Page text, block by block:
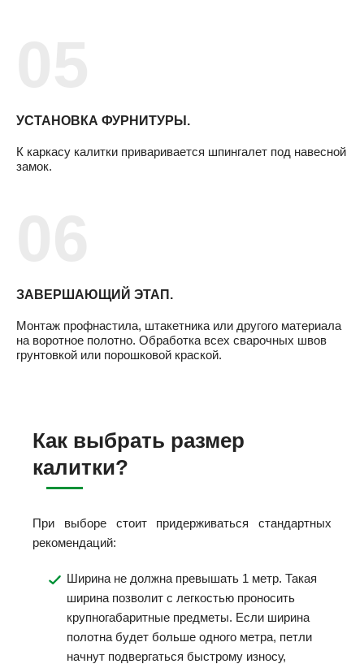
УСТАНОВКА ФУРНИТУРЫ.
К каркасу калитки приваривается шпингалет под навесной
замок.
ЗАВЕРШАЮЩИЙ ЭТАП.
Монтаж профнастила, штакетника или другого материала
на воротное полотно. Обработка всех сварочных швов
грунтовкой или порошковой краской.
Как выбрать размер
калитки?
При выборе стоит придерживаться стандартных
рекомендаций:
Ширина не должна превышать 1 метр. Такая
ширина позволит с легкостью проносить
крупногабаритные предметы. Если ширина
полотна будет больше одного метра, петли
начнут подвергаться быстрому износу,